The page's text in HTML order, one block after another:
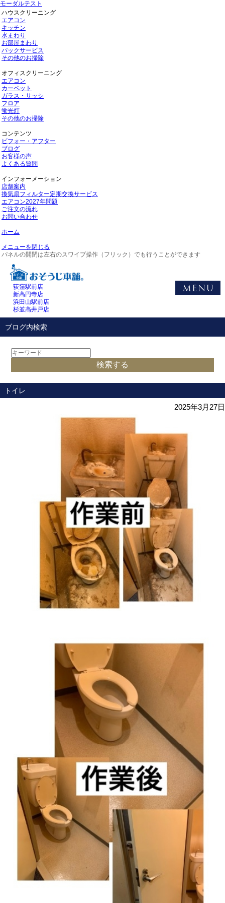
モーダルテスト
ハウスクリーニング
エアコン
キッチン
水まわり
お部屋まわり
パックサービス
その他のお掃除
オフィスクリーニング
エアコン
カーペット
ガラス・サッシ
フロア
蛍光灯
その他のお掃除
コンテンツ
ビフォー・アフター
ブログ
お客様の声
よくある質問
インフォーメーション
店舗案内
換気扇フィルター定期交換サービス
エアコン2027年問題
ご注文の流れ
お問い合わせ
ホーム
メニューを閉じる
パネルの開閉は左右のスワイプ操作（フリック）でも行うことができます
荻窪駅前店
新高円寺店
浜田山駅前店
杉並高井戸店
ブログ内検索
トイレ
2025年3月27日